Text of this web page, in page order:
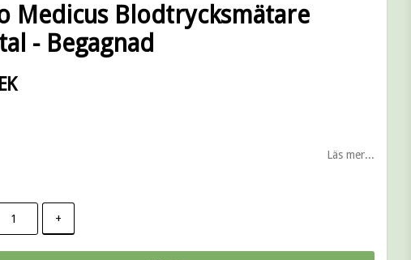
Medicus Blodtrycksmätare
- Begagnad
Läs mer...
+